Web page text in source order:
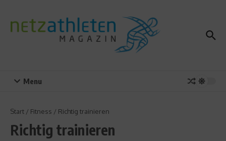
Menu
Start / Fitness / Richtig trainieren
Richtig trainieren